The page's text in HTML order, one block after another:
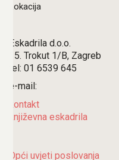
Lokacija
Eskadrila d.o.o.
15. Trokut 1/B, Zagreb
tel: 01 6539 645
e-mail:
kontakt
književna eskadrila
Opći uvjeti poslovanja